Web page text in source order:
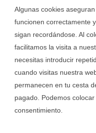
Algunas cookies
funcionen correctamente
sigan recordándose. Al
facilitamos la visita a
necesitas introducir
cuando visitas nuestra
permanecen en tu cesta
pagado. Podemos
consentimiento.